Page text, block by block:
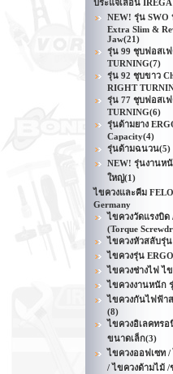
ประแจเลื่อน
NEW! รุ่น SWO
Extra Slim &
Jaw(21)
รุ่น 99 ชุบฟอสเ
TURNING(7)
รุ่น 92 ชุบขาว
RIGHT
รุ่น 77 ชุบฟอสเ
TURNING(6)
รุ่นด้ามยาง
Capacity(4)
รุ่นด้ามฉนวน(5)
NEW! รุ่นงานห
ใหญ่(1)
ไขควงและคีม
Germany
ไขควงวัดแรงบิด
(Torque
ไขควงหัวสลับรุ่น
ไขควงรุ่น
ไขควงช่างไฟ ไ
ไขควงงานหนัก
ไขควงกันไฟฟ้าส
(8)
ไขควงอิเลคทร
ขนาดเล็ก(3)
ไขควงออฟเซท
/ ไขควงด้ามไม้ /